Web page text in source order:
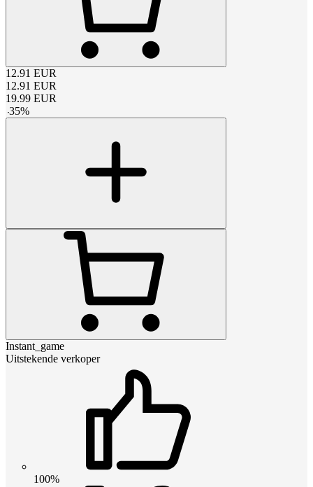
12.91 EUR
12.91 EUR
19.99 EUR
-35%
Instant_game
Uitstekende verkoper
100%